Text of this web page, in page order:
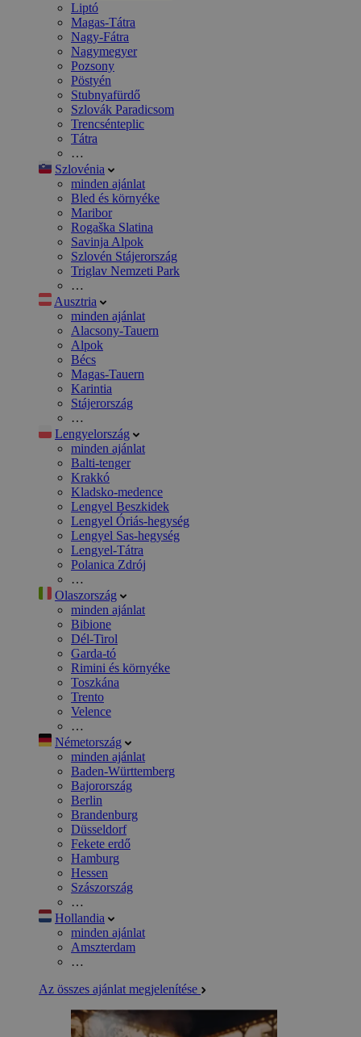
Liptó
Magas-Tátra
Nagy-Fátra
Nagymegyer
Pozsony
Pöstyén
Stubnyafürdő
Szlovák Paradicsom
Trencsénteplic
Tátra
…
Szlovénia
minden ajánlat
Bled és környéke
Maribor
Rogaška Slatina
Savinja Alpok
Szlovén Stájerország
Triglav Nemzeti Park
…
Ausztria
minden ajánlat
Alacsony-Tauern
Alpok
Bécs
Magas-Tauern
Karintia
Stájerország
…
Lengyelország
minden ajánlat
Balti-tenger
Krakkó
Kladsko-medence
Lengyel Beszkidek
Lengyel Óriás-hegység
Lengyel Sas-hegység
Lengyel-Tátra
Polanica Zdrój
…
Olaszország
minden ajánlat
Bibione
Dél-Tirol
Garda-tó
Rimini és környéke
Toszkána
Trento
Velence
…
Németország
minden ajánlat
Baden-Württemberg
Bajorország
Berlin
Brandenburg
Düsseldorf
Fekete erdő
Hamburg
Hessen
Szászország
…
Hollandia
minden ajánlat
Amszterdam
…
Az összes ajánlat megjelenítése